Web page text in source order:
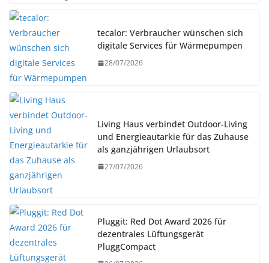
tecalor: Verbraucher wünschen sich
digitale Services für Wärmepumpen
28/07/2026
Living Haus verbindet Outdoor-Living
und Energieautarkie für das Zuhause
als ganzjährigen Urlaubsort
27/07/2026
Pluggit: Red Dot Award 2026 für
dezentrales Lüftungsgerät
PluggCompact